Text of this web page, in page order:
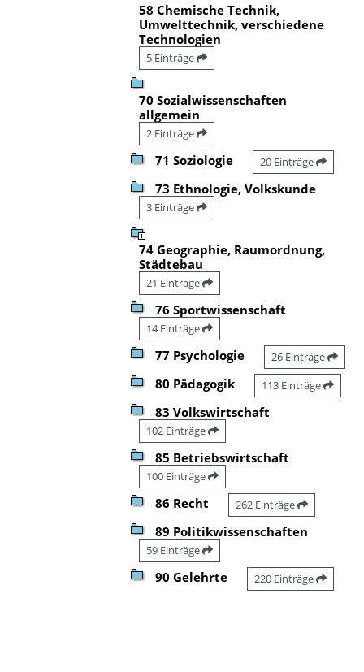
58 Chemische Technik,
Umwelttechnik, verschiedene
Technologien
5 Einträge
70 Sozialwissenschaften
allgemein
2 Einträge
71 Soziologie 20 Einträge
73 Ethnologie, Volkskunde
3 Einträge
74 Geographie, Raumordnung,
Städtebau
21 Einträge
76 Sportwissenschaft
14 Einträge
77 Psychologie 26 Einträge
80 Pädagogik 113 Einträge
83 Volkswirtschaft
102 Einträge
85 Betriebswirtschaft
100 Einträge
86 Recht 262 Einträge
89 Politikwissenschaften
59 Einträge
90 Gelehrte 220 Einträge